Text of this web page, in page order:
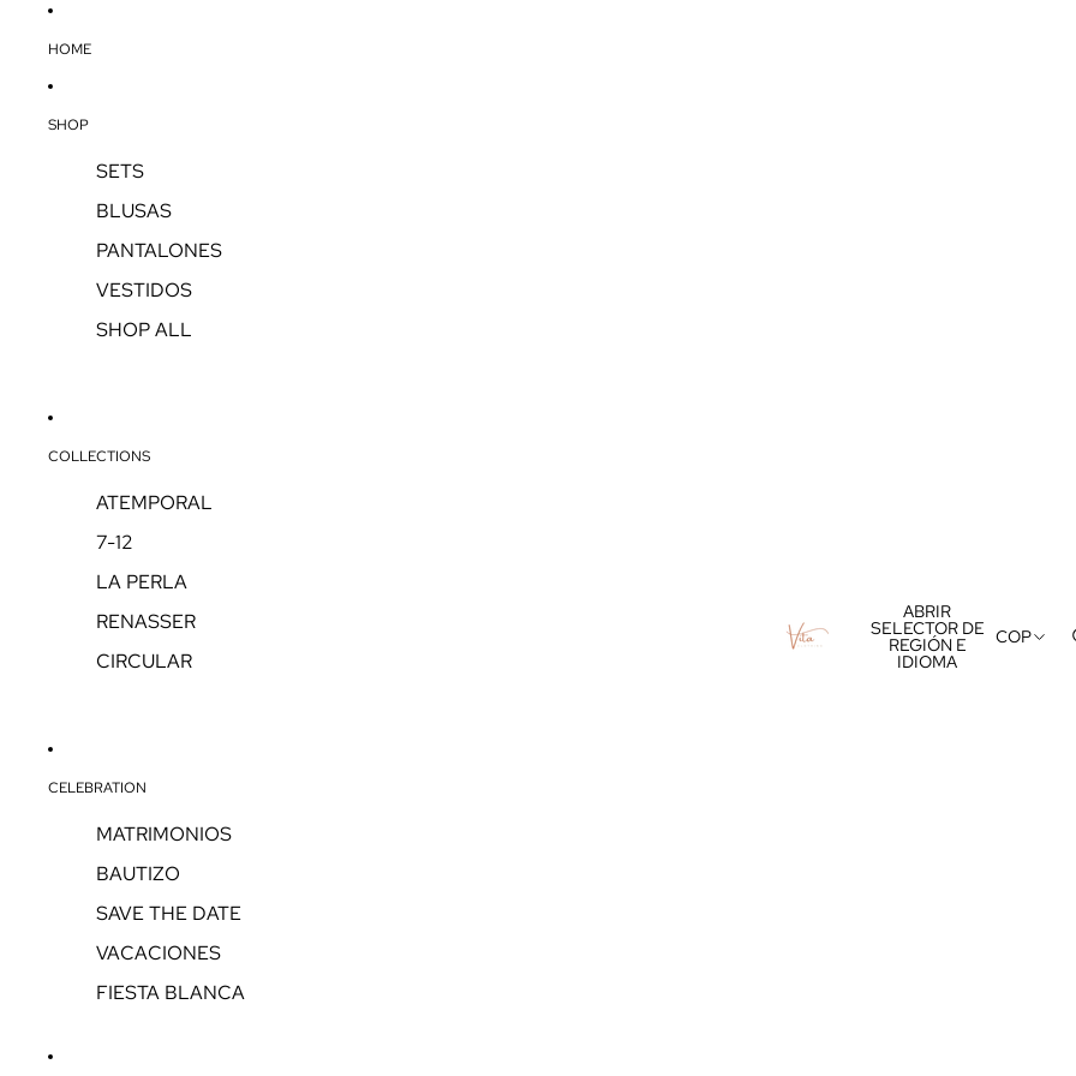
HOME
SHOP
SETS
BLUSAS
PANTALONES
VESTIDOS
SHOP ALL
COLLECTIONS
ATEMPORAL
7-12
LA PERLA
RENASSER
CIRCULAR
CELEBRATION
MATRIMONIOS
BAUTIZO
SAVE THE DATE
VACACIONES
FIESTA BLANCA
ABRIR
SELECTOR DE
REGIÓN E
IDIOMA
COP